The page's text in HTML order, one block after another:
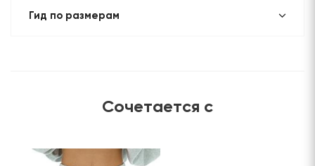
Гид по размерам
Сочетается с